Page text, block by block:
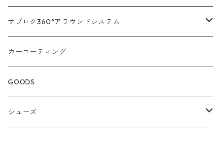
ハイエース200系
アルファード・ヴェルファイア30系
ニッサン
エルグランドE52系
エルグランドE51系
ホンダ
オデッセイRC系
オデッセイRB系
マツダ
ダイハツ
車種別対応キット
トヨタ
ニッサン
オプション
交換アーム付きキット
汎用キット
車種別ミラー付セット
ON/OFFスイッチ
オプション
サブロク360°アラウンドシステム
アラウンドシステム本体
オプション
カーコーティング
GOODS
シューズ